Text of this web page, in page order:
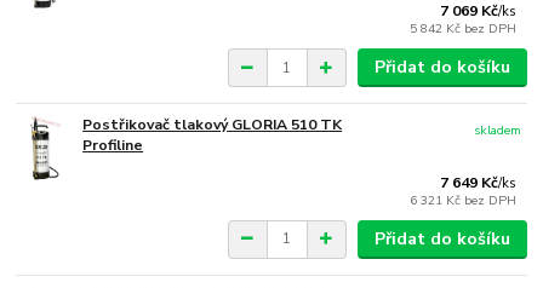
7 069 Kč/ks
5 842 Kč bez DPH
Přidat do košíku
Postřikovač tlakový GLORIA 510 TK
Profiline
7 649 Kč/ks
6 321 Kč bez DPH
skladem
Přidat do košíku